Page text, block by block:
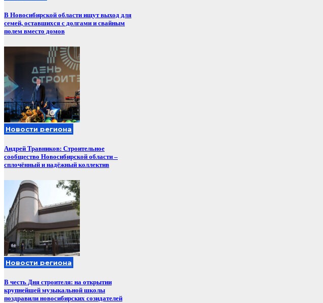
В Новосибирской области ищут выход для
семей, оставшихся с долгами и свайным
полем вместо домов
Новости региона
Андрей Травников: Строительное
сообщество Новосибирской области –
сплочённый и надёжный коллектив
Новости региона
В честь Дня строителя: на открытии
крупнейшей музыкальной школы
поздравили новосибирских созидателей